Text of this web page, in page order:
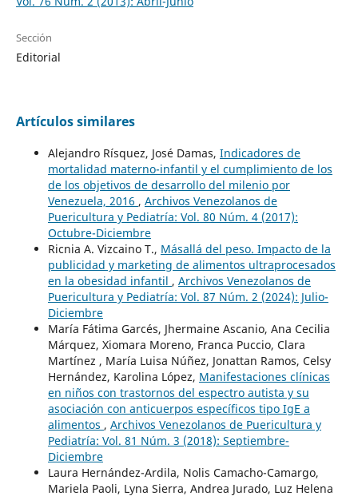
Sección
Editorial
Artículos similares
Alejandro Rísquez, José Damas, Indicadores de
mortalidad materno-infantil y el cumplimiento de los
de los objetivos de desarrollo del milenio por
Venezuela, 2016 , Archivos Venezolanos de
Puericultura y Pediatría: Vol. 80 Núm. 4 (2017):
Octubre-Diciembre
Ricnia A. Vizcaino T., Másallá del peso. Impacto de la
publicidad y marketing de alimentos ultraprocesados
en la obesidad infantil , Archivos Venezolanos de
Puericultura y Pediatría: Vol. 87 Núm. 2 (2024): Julio-
Diciembre
María Fátima Garcés, Jhermaine Ascanio, Ana Cecilia
Márquez, Xiomara Moreno, Franca Puccio, Clara
Martínez , María Luisa Núñez, Jonattan Ramos, Celsy
Hernández, Karolina López, Manifestaciones clínicas
en niños con trastornos del espectro autista y su
asociación con anticuerpos específicos tipo IgE a
alimentos , Archivos Venezolanos de Puericultura y
Pediatría: Vol. 81 Núm. 3 (2018): Septiembre-
Diciembre
Laura Hernández-Ardila, Nolis Camacho-Camargo,
Mariela Paoli, Lyna Sierra, Andrea Jurado, Luz Helena